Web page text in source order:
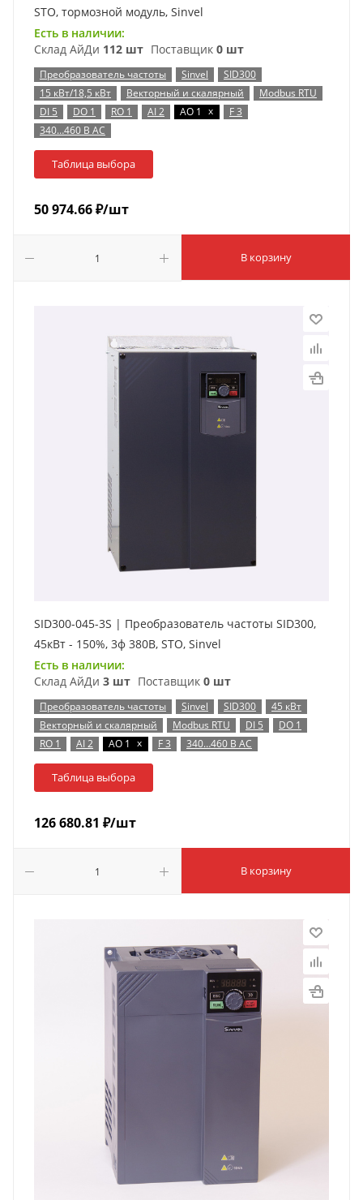
STO, тормозной модуль, Sinvel
Есть в наличии:
Склад АйДи 112 шт Поставщик 0 шт
Преобразователь частоты Sinvel
SID300
15 кВт/18,5 кВт
Векторный и скалярный
Modbus RTU
DI 5
DO 1 RO 1 AI 2 AO 1 x
F 3
340…460 В AC
Таблица выбора
50 974.66₽/шт
В корзину
SID300-045-3S | Преобразователь частоты SID300,
45кВт - 150%, 3ф 380В, STO, Sinvel
Есть в наличии:
Склад АйДи 3 шт Поставщик 0 шт
Преобразователь частоты Sinvel SID300
45 кВт
Векторный и скалярный
Modbus RTU DI 5
DO 1
RO 1
AI 2 AO 1 x F 3 340…460 В AC
Таблица выбора
126 680.81 ₽/шт
В корзину